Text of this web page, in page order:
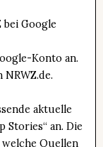
bei Google
Konto an.
NRWZ.de.
aktuelle
Stories“ an. Die
Quellen